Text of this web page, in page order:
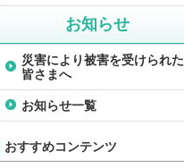
お知らせ
災害により被害を受けられた
皆さまへ
お知らせ一覧
おすすめコンテンツ